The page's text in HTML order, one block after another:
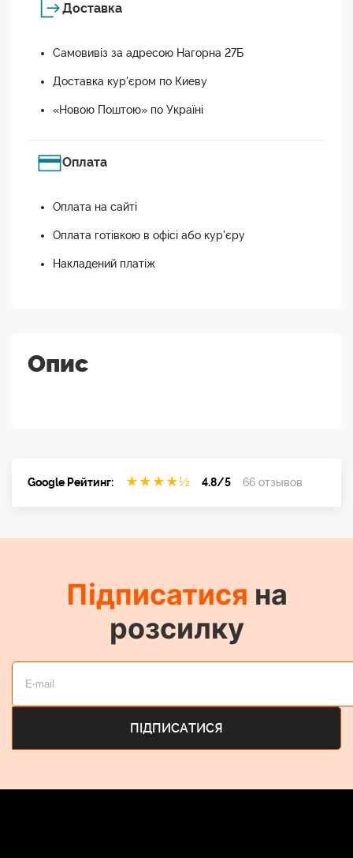
Доставка
Самовивіз за адресою Нагорна 27Б
Доставка кур'єром по Киеву
«Новою Поштою» по Україні
Оплата
Оплата на сайті
Оплата готівкою в офісі або кур'єру
Накладений платіж
Опис
Google Рейтинг: ★ ★ ★ ★½ 4.8/5 66 отзывов
Підписатися на
розсилку